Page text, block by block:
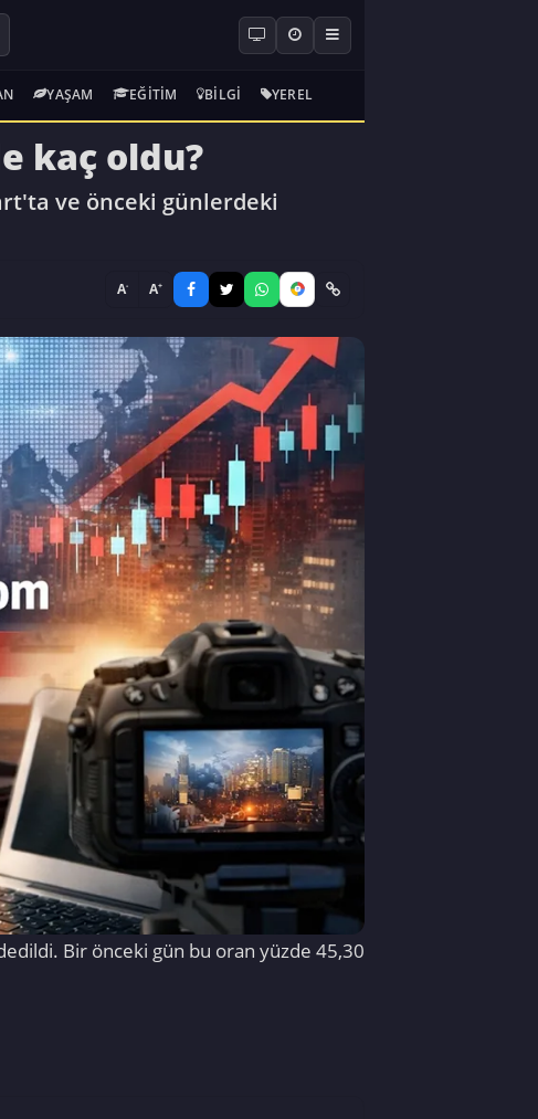
YAŞAM EĞITIM BILGI YEREL
kaç oldu?
ve önceki günlerdeki
A- A+
Bir önceki gün bu oran yüzde 45,30